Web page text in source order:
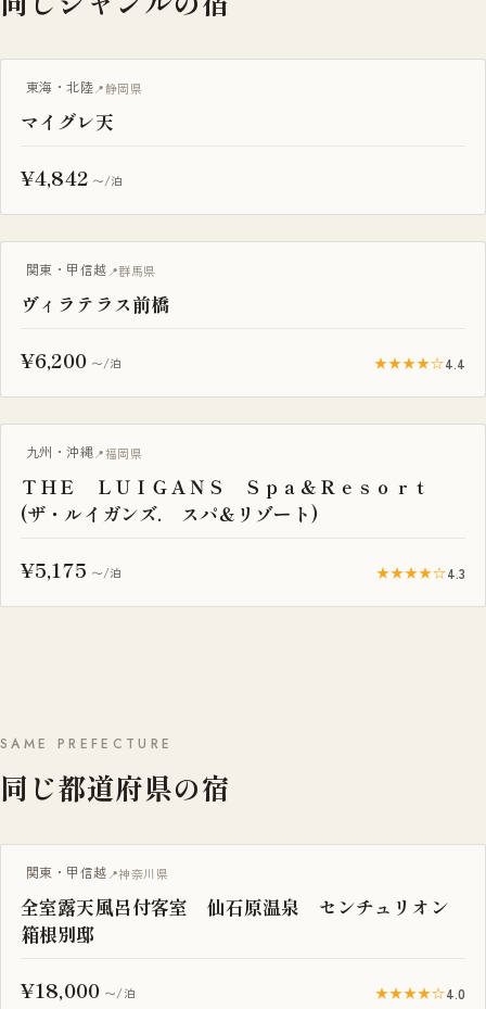
サウナ付き
東海・北陸 静岡県
マイグレ天
¥4,842 〜/泊
グランピング
関東・甲信越 群馬県
ヴィラテラス前橋
¥6,200 〜/泊 ★★★★☆4.4
グランピング
九州・沖縄 福岡県
ＴＨＥ ＬＵＩＧＡＮＳ Ｓｐａ＆Ｒｅｓｏｒｔ
(ザ・ルイガンズ. スパ＆リゾート)
¥5,175 〜/泊 ★★★★☆4.3
SAME PREFECTURE
同じ都道府県の宿
露天風呂付き客室
関東・甲信越 神奈川県
全室露天風呂付客室 仙石原温泉 センチュリオン
箱根別邸
¥18,000 〜/泊 ★★★★☆4.0